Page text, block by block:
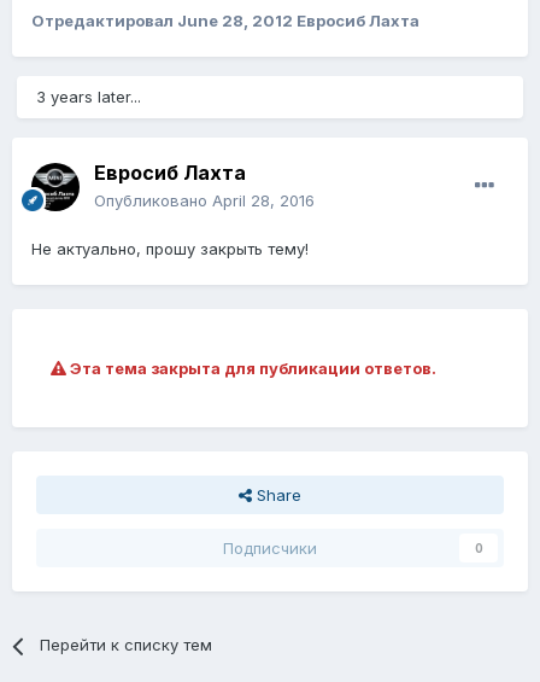
Отредактировал June 28, 2012 Евросиб Лахта
3 years later...
Евросиб Лахта
Опубликовано April 28, 2016
Не актуально, прошу закрыть тему!
Эта тема закрыта для публикации ответов.
Share
Подписчики 0
Перейти к списку тем